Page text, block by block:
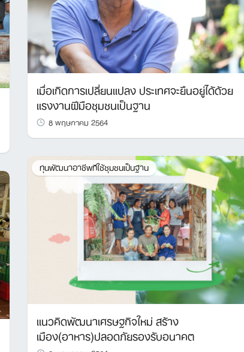
เมื่อเกิดการเปลี่ยนแปลง ประเทศจะยืนอยู่ได้ด้วย
แรงงานฝีมือชุมชนเป็นฐาน
8 พฤษภาคม 2564
ทุนพัฒนาอาชีพทีใช้ชุมชนเป็นฐาน
แนวคิดพัฒนาเศรษฐกิจใหม่ สร้าง
เมือง(อาหาร)ปลอดภัยรองรับอนาคต